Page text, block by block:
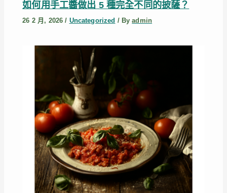
如何用手工醬做出 5 種完全不同的披薩？
26 2 月, 2026/ Uncategorized / Byadmin